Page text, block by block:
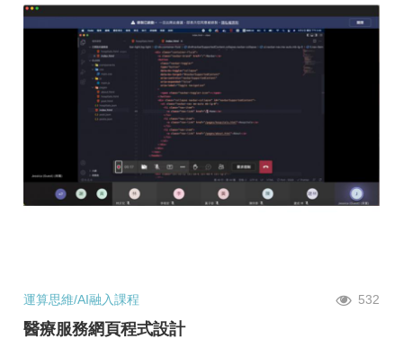
運算思維/AI融入課程 532
醫療服務網頁程式設計